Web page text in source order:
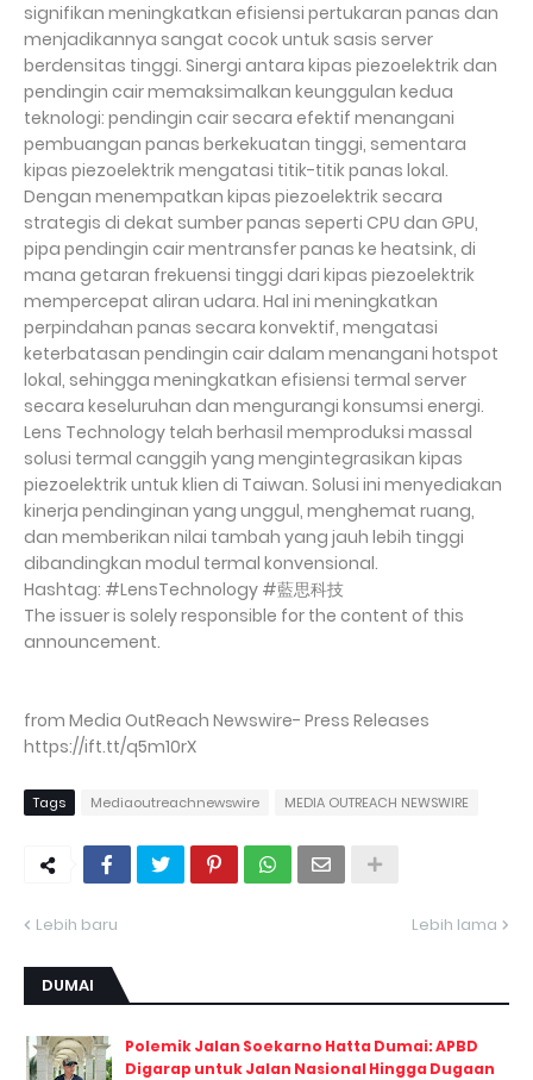
signifikan meningkatkan efisiensi pertukaran panas dan
menjadikannya sangat cocok untuk sasis server
berdensitas tinggi. Sinergi antara kipas piezoelektrik dan
pendingin cair memaksimalkan keunggulan kedua
teknologi: pendingin cair secara efektif menangani
pembuangan panas berkekuatan tinggi, sementara
kipas piezoelektrik mengatasi titik-titik panas lokal.
Dengan menempatkan kipas piezoelektrik secara
strategis di dekat sumber panas seperti CPU dan GPU,
pipa pendingin cair mentransfer panas ke heatsink, di
mana getaran frekuensi tinggi dari kipas piezoelektrik
mempercepat aliran udara. Hal ini meningkatkan
perpindahan panas secara konvektif, mengatasi
keterbatasan pendingin cair dalam menangani hotspot
lokal, sehingga meningkatkan efisiensi termal server
secara keseluruhan dan mengurangi konsumsi energi.
Lens Technology telah berhasil memproduksi massal
solusi termal canggih yang mengintegrasikan kipas
piezoelektrik untuk klien di Taiwan. Solusi ini menyediakan
kinerja pendinginan yang unggul, menghemat ruang,
dan memberikan nilai tambah yang jauh lebih tinggi
dibandingkan modul termal konvensional.
Hashtag: #LensTechnology #藍思科技
The issuer is solely responsible for the content of this
announcement.
from Media OutReach Newswire- Press Releases
https://ift.tt/q5m10rX
Tags Mediaoutreachnewswire MEDIA OUTREACH NEWSWIRE
Lebih baru Lebih lama
DUMAI
Polemik Jalan Soekarno Hatta Dumai: APBD
Digarap untuk Jalan Nasional Hingga Dugaan